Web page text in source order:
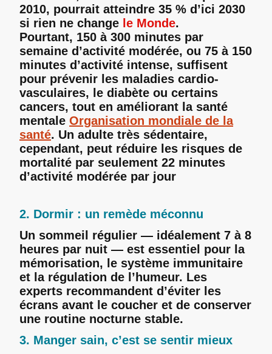
2010, pourrait atteindre 35 % d’ici 2030
si rien ne change le Monde.
Pourtant, 150 à 300 minutes par
semaine d’activité modérée, ou 75 à 150
minutes d’activité intense, suffisent
pour prévenir les maladies cardio-
vasculaires, le diabète ou certains
cancers, tout en améliorant la santé
mentale Organisation mondiale de la
santé. Un adulte très sédentaire,
cependant, peut réduire les risques de
mortalité par seulement 22 minutes
d’activité modérée par jour
2. Dormir : un remède méconnu
Un sommeil régulier — idéalement 7 à 8
heures par nuit — est essentiel pour la
mémorisation, le système immunitaire
et la régulation de l’humeur. Les
experts recommandent d’éviter les
écrans avant le coucher et de conserver
une routine nocturne stable.
3. Manger sain, c’est se sentir mieux